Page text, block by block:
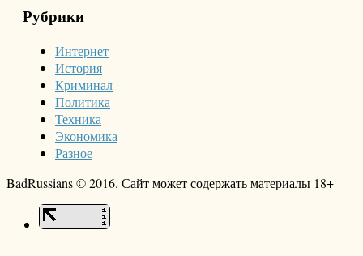
Рубрики
Интернет
История
Криминал
Политика
Техника
Экономика
Разное
BadRussians © 2016. Сайт может содержать материалы 18+